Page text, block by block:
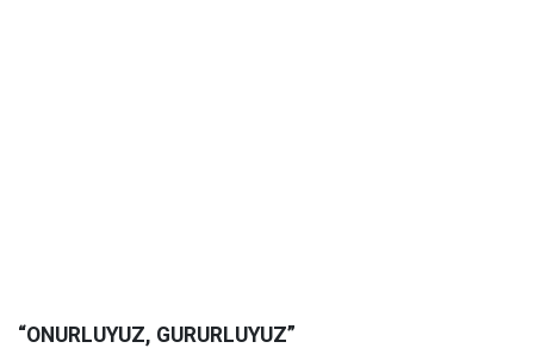
“ONURLUYUZ, GURURLUYUZ”